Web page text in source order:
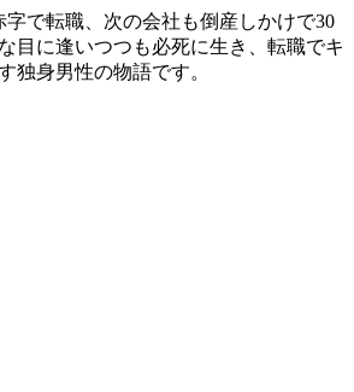
字で転職、次の会社も倒産しかけで30
目に逢いつつも必死に生き、転職でキ
独身男性の物語です。